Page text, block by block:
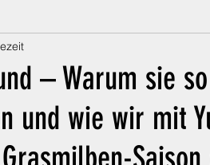
Kleine Kräuterkunde
– Warum sie
und wie wir mit